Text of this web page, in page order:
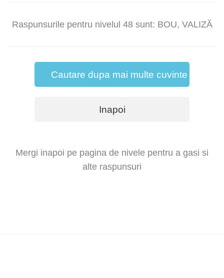
Raspunsurile pentru nivelul 48 sunt: BOU, VALIZĂ
Cautare dupa mai multe cuvinte
Inapoi
Mergi inapoi pe pagina de nivele pentru a gasi si
alte raspunsuri